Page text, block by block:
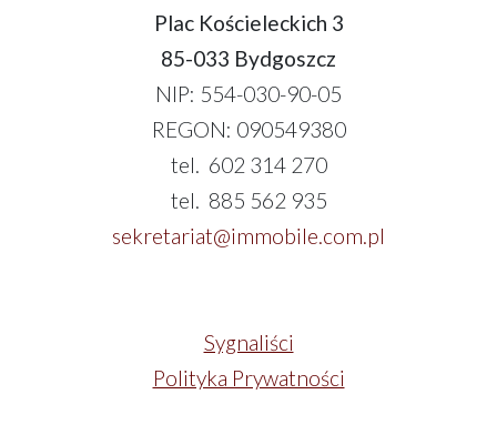
Plac Kościeleckich 3
85-033 Bydgoszcz
NIP: 554-030-90-05
REGON: 090549380
tel. 602 314 270
tel. 885 562 935
sekretariat@immobile.com.pl
Sygnaliści
Polityka Prywatności